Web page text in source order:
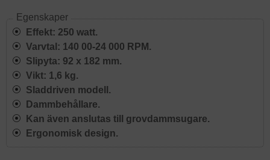
Egenskaper
Effekt: 250 watt.
Varvtal: 140 00-24 000 RPM.
Slipyta: 92 x 182 mm.
Vikt: 1,6 kg.
Sladdriven modell.
Dammbehållare.
Kan även anslutas till grovdammsugare.
Ergonomisk design.